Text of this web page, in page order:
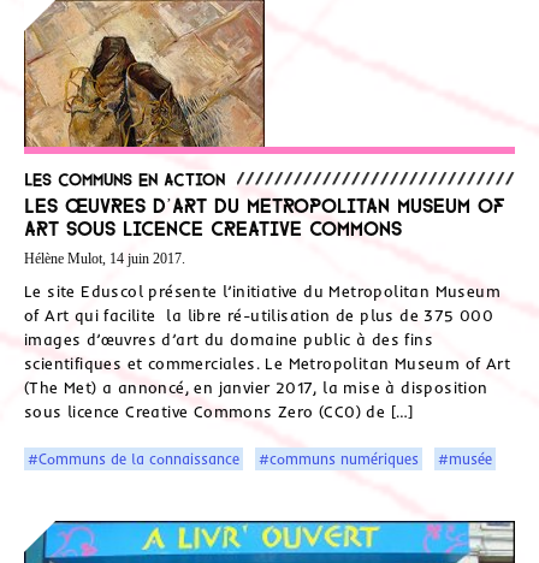
Les communs en action
Les œuvres d’art du Metropolitan Museum of
Art sous licence Creative Commons
Hélène Mulot, 14 juin 2017.
Le site Eduscol présente l’initiative du Metropolitan Museum
of Art qui facilite la libre ré-utilisation de plus de 375 000
images d’œuvres d’art du domaine public à des fins
scientifiques et commerciales. Le Metropolitan Museum of Art
(The Met) a annoncé, en janvier 2017, la mise à disposition
sous licence Creative Commons Zero (CC0) de […]
#Communs de la connaissance #communs numériques #musée